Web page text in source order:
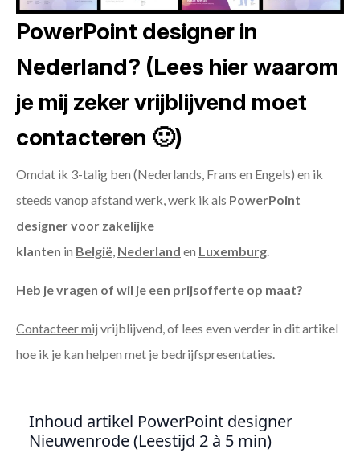
PowerPoint designer in
Nederland? (Lees hier waarom
je mij zeker vrijblijvend moet
contacteren 🙂)
Omdat ik 3-talig ben (Nederlands, Frans en Engels) en ik
steeds vanop afstand werk, werk ik als PowerPoint
designer voor zakelijke
klanten in België, Nederland en Luxemburg.
Heb je vragen of wil je een prijsofferte op maat?
Contacteer mij vrijblijvend, of lees even verder in dit artikel
hoe ik je kan helpen met je bedrijfspresentaties.
Inhoud artikel PowerPoint designer
Nieuwenrode (Leestijd 2 à 5 min)